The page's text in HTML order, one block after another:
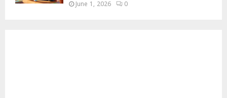
June 1, 2026 0